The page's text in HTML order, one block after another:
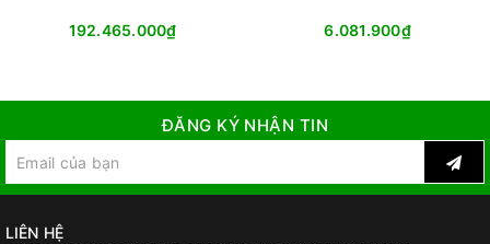
192.465.000₫ 6.081.900₫
ĐĂNG KÝ NHẬN TIN
LIÊN HỆ